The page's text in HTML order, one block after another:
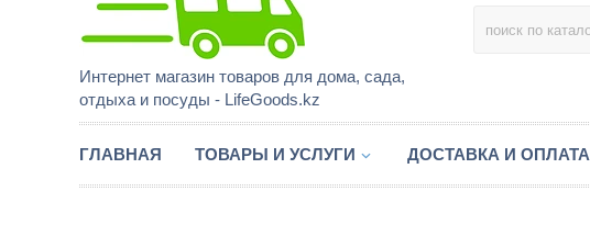
Интернет магазин товаров для дома, сада,
отдыха и посуды - LifeGoods.kz
ГЛАВНАЯ ТОВАРЫ И УСЛУГИ ДОСТАВКА И ОПЛАТА